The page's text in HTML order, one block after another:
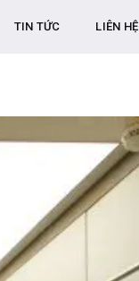
TIN TỨC LIÊN HỆ